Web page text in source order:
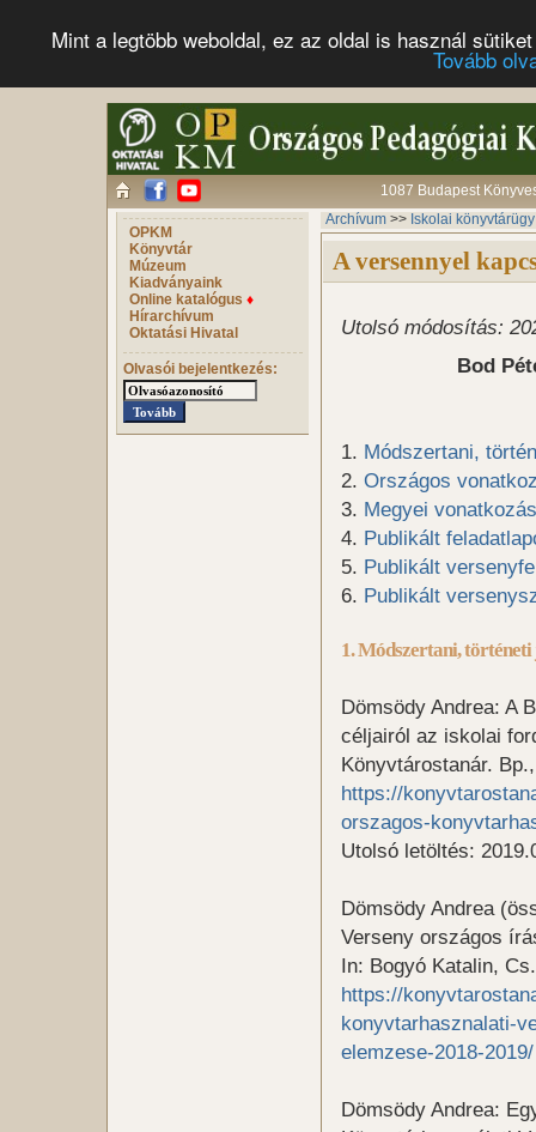
Mint a legtöbb weboldal, ez az oldal is használ
Tovább
1087 Budapest
OPKM
Könyvtár
Múzeum
Kiadványaink
Online katalógus ♦
Hírarchívum
Oktatási Hivatal
Olvasói bejelentkezés:
Archívum >> Iskolai könyvtárügy
A versennyel
Utolsó módosítás:
Bod
1. Módszertani,
2.Országos
3. Megyei
4. Publikált f
5. Publikált
6. Publikált
1. Módszertani,
Dömsödy Andrea: A
céljairól az iskolai
Könyvtárostanár.
https://
orszagos-
Utolsó letöltés:
Dömsödy Andrea
Verseny országos
In: Bogyó Katalin,
https://
konyvtarhasznalati-
elemzese-2018-2019/
Dömsödy Andrea: